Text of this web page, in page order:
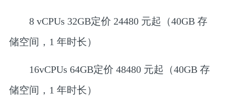
8 vCPUs 32GB定价 24480 元起（40GB 存
储空间，1 年时长）
16vCPUs 64GB定价 48480 元起（40GB 存
储空间，1 年时长）